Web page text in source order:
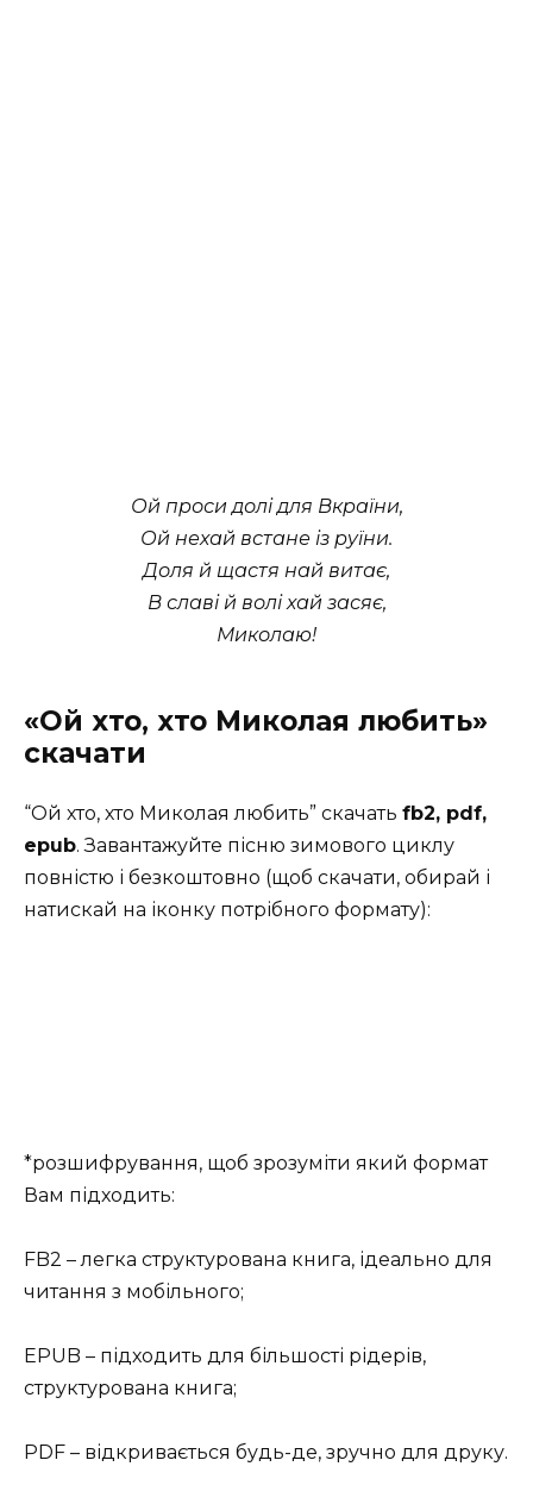
Ой проси долі для Вкраїни,
Ой нехай встане із руїни.
Доля й щастя най витає,
В славі й волі хай засяє,
Миколаю!
«Ой хто, хто Миколая любить»
скачати
“Ой хто, хто Миколая любить” скачать fb2, pdf,
epub. Завантажуйте пісню зимового циклу
повністю і безкоштовно (щоб скачати, обирай і
натискай на іконку потрібного формату):
*розшифрування, щоб зрозуміти який формат
Вам підходить:
FB2 – легка структурована книга, ідеально для
читання з мобільного;
EPUB – підходить для більшості рідерів,
структурована книга;
PDF – відкривається будь-де, зручно для друку.